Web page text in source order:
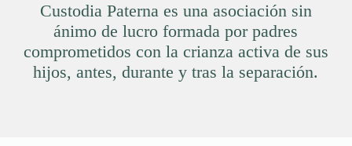
Custodia Paterna es una asociación sin
ánimo de lucro formada por padres
comprometidos con la crianza activa de sus
hijos, antes, durante y tras la separación.